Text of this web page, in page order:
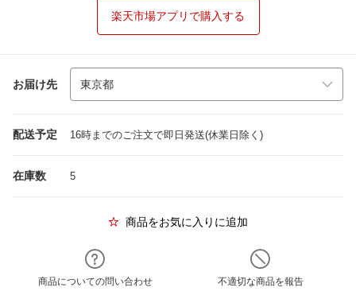
楽天市場アプリで購入する
お届け先
配送予定 16時までのご注文で即日発送(休業日除く)
在庫数 5
商品をお気に入りに追加
商品についての問い合わせ 不適切な商品を報告